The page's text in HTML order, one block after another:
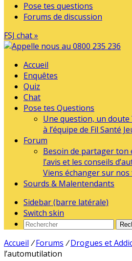
Pose tes questions
Forums de discussion
FSJ chat »
Accueil
Enquêtes
Quiz
Chat
Pose tes Questions
Une question, un doute
à l’équipe de Fil Santé
Forum
Besoin de partager ton
l’avis et les conseils
Viens échanger sur
Sourds & Malentendants
Sidebar (barre latérale)
Switch skin
Accueil / Forums / Drogues et
l’automutilation